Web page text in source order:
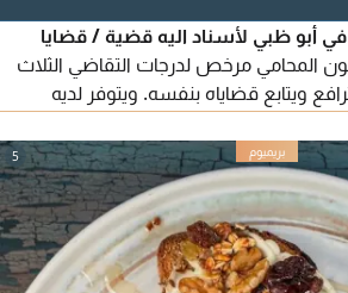
أبو ظبي لأسناد اليه قضية / قضايا
المحامي مرخص لدرجات التقاضي الثلاث
ويتابع قضاياه بنفسه. ويتوفر لديه
أو مدير المكتب. يمتنع الوسطاء
5